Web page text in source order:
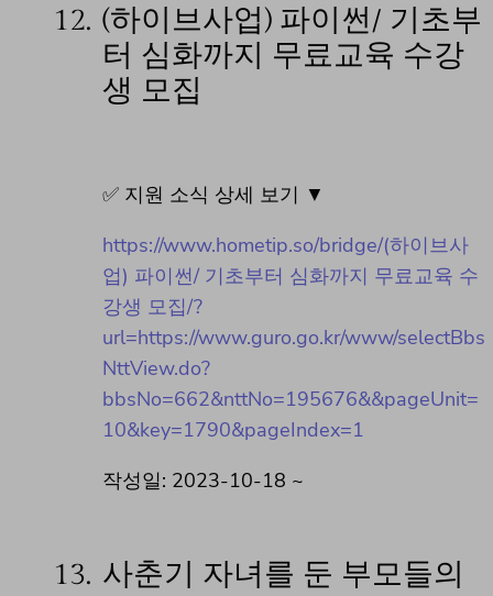
12. (하이브사업) 파이썬/ 기초부
터 심화까지 무료교육 수강
생 모집
✅ 지원 소식 상세 보기 ▼
https://www.hometip.so/bridge/(하이브사
업) 파이썬/ 기초부터 심화까지 무료교육 수
강생 모집/?
url=https://www.guro.go.kr/www/selectBbs
NttView.do?
bbsNo=662&nttNo=195676&&pageUnit=
10&key=1790&pageIndex=1
작성일: 2023-10-18 ~
13. 사춘기 자녀를 둔 부모들의